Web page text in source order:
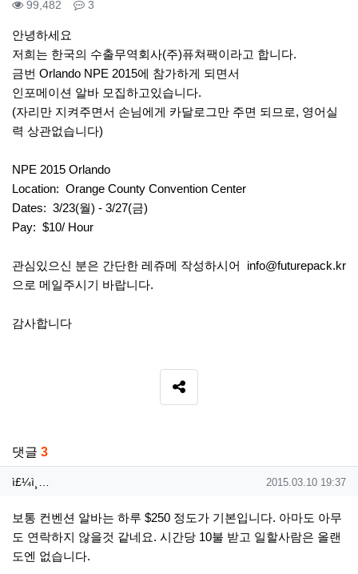
컨텐츠 정보
99,482 조회 3
본문
안녕하세요
저희는 한국의 수출무역회사(주)퓨쳐팩이라고 합니다.
금번 Orlando NPE 2015에 참가하게 되면서
인포메이션 알바 모집하고있습니다.
(자리만 지켜주면서 손님에게 카달로그만 주면 되므로, 영어실
력 상관없습니다)
NPE 2015 Orlando
Location: Orange County Convention Center
Dates: 3/23(월) - 3/27(금)
Pay: $10/ Hour
관심있으신 분은 간단한 레쥬메 작성하시어 info@futurepack.kr
으로 메일주시기 바랍니다.
감사합니다
SNS 공유
댓글 3
ì£¼ì¸ìž¥님의 댓글
ì£¼ì¸… 작성일
2015.03.10 19:37
보통 컨벤션 알바는 하루 $250 정도가 기본입니다. 아마도 아무
도 연락하지 않을것 같네요. 시간당 10불 받고 일할사람은 올랜
도엔 없습니다.